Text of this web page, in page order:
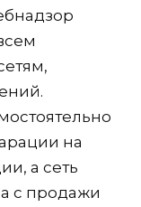
на
а сеть
с продажи